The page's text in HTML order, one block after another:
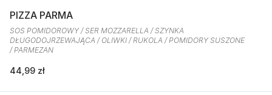
PIZZA PARMA
SOS POMIDOROWY / SER MOZZARELLA / SZYNKA
DŁUGODOJRZEWAJĄCA / OLIWKI / RUKOLA / POMIDORY SUSZONE
/ PARMEZAN
44,99 zł